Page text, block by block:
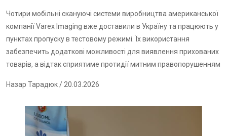
Чотири мобільні скануючі системи виробництва американської
компанії Varex Imaging вже доставили в Україну та працюють у
пунктах пропуску в тестовому режимі. Їх використання
забезпечить додаткові можливості для виявлення прихованих
товарів, а відтак сприятиме протидії митним правопорушенням
Назар Тарадюк/ 20.03.2026